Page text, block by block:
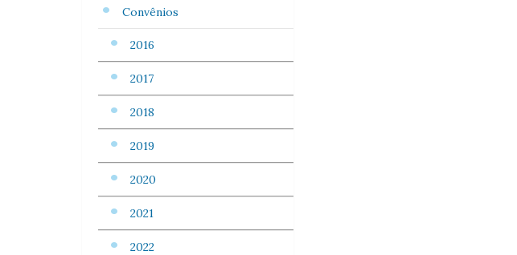
Convênios
2016
2017
2018
2019
2020
2021
2022